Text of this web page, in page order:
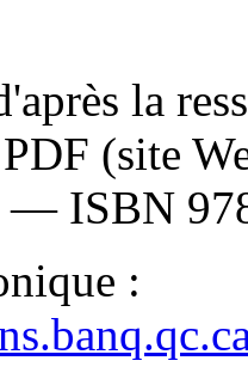
la
(site
— ISBN
: